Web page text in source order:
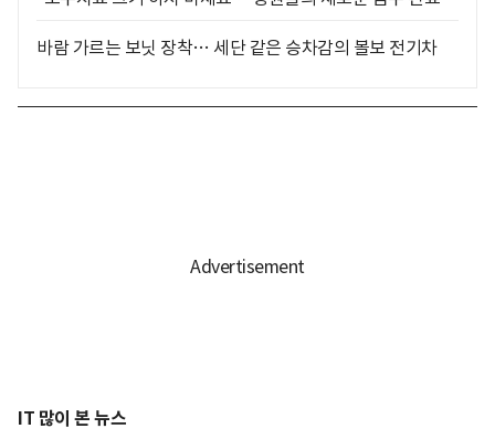
바람 가르는 보닛 장착… 세단 같은 승차감의 볼보 전기차
IT 많이 본 뉴스